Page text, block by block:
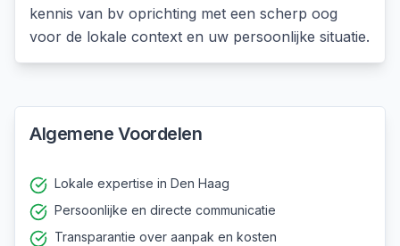
kennis van bv oprichting met een scherp oog
voor de lokale context en uw persoonlijke situatie.
Algemene Voordelen
Lokale expertise in Den Haag
Persoonlijke en directe communicatie
Transparantie over aanpak en kosten